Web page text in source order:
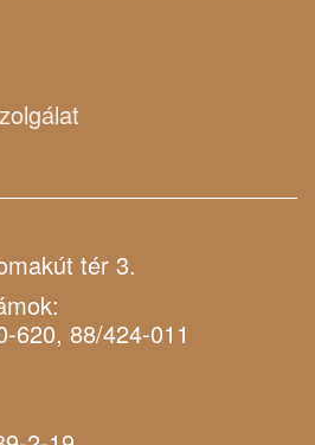
tér 3.
620, 88/424-011